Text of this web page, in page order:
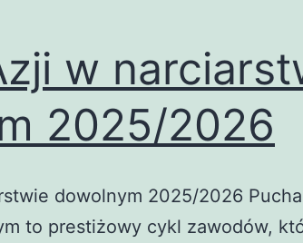
w
2025/2026
dowolnym 2025/2026
to prestiżowy cykl zawodów,